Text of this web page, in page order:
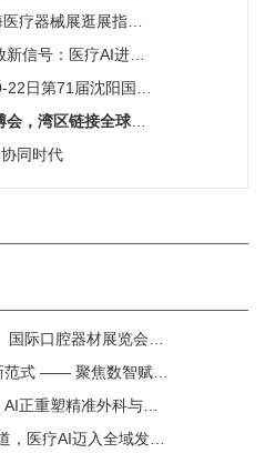
械展​逛展指南来了！
AI进入真实场景落地时代
沈阳国际医疗器械展览会
接全球，创新驱动健康
同时代
览会暨学术交流会｜火爆邀约中
盐城25个人工智能医疗项目揭榜挂帅
塑精准外科与基层医疗
疗AI迈入全域发展新阶段